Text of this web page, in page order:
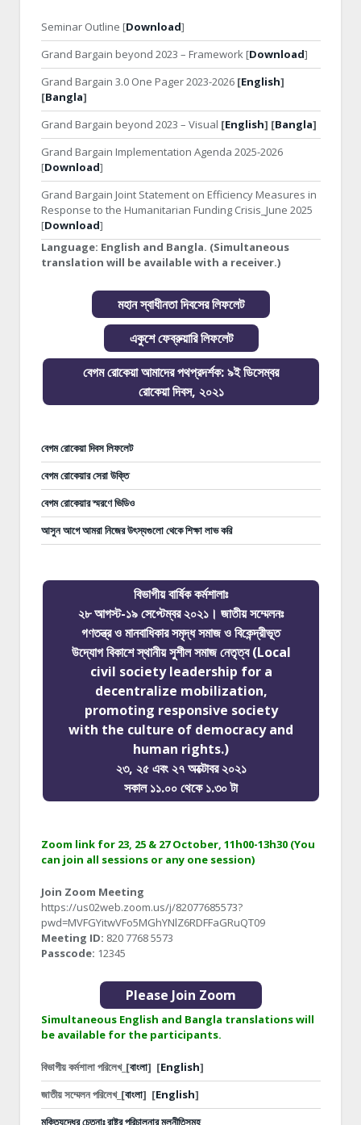
Seminar Outline [Download]
Grand Bargain beyond 2023 – Framework [Download]
Grand Bargain 3.0 One Pager 2023-2026 [English]
[Bangla]
Grand Bargain beyond 2023 – Visual [English] [Bangla]
Grand Bargain Implementation Agenda 2025-2026
[Download]
Grand Bargain Joint Statement on Efficiency Measures in
Response to the Humanitarian Funding Crisis_June 2025
[Download]
Language: English and Bangla. (Simultaneous
translation will be available with a receiver.)
মহান স্বাধীনতা দিবসের লিফলেট
একুশে ফেব্রুয়ারি লিফলেট
বেগম রোকেয়া আমাদের পথপ্রদর্শক: ৯ই ডিসেম্বর
রোকেয়া দিবস, ২০২১
বেগম রোকেয়া দিবস লিফলেট
বেগম রোকেয়ার সেরা উক্তি
বেগম রোকেয়ার স্মরণে ভিডিও
আসুন আগে আমরা নিজের উৎস্যগুলো থেকে শিক্ষা লাভ করি
বিভাগীয় বার্ষিক কর্মশালাঃ
২৮ আগস্ট-১৯ সেপ্টেম্বর ২০২১। জাতীয় সম্মেলনঃ
গণতন্ত্র ও মানবাধিকার সমৃদ্ধ সমাজ ও বিকেন্দ্রীভূত
উদ্যোগ বিকাশে স্থানীয় সুশীল সমাজ নেতৃত্ব (Local
civil society leadership for a
decentralize mobilization,
promoting responsive society
with the culture of democracy and
human rights.)
২৩, ২৫ এবং ২৭ অক্টোবর ২০২১
সকাল ১১.০০ থেকে ১.৩০ টা
Zoom link for 23, 25 & 27 October, 11h00-13h30 (You
can join all sessions or any one session)
Join Zoom Meeting
https://us02web.zoom.us/j/82077685573?
pwd=MVFGYitwVFo5MGhYNlZ6RDFFaGRuQT09
Meeting ID: 820 7768 5573
Passcode: 12345
Please Join Zoom
Simultaneous English and Bangla translations will
be available for the participants.
বিভাগীয় কর্মশালা পরিলেখ_[বাংলা] [English]
জাতীয় সম্মেলন পরিলেখ_[বাংলা] [English]
মুক্তিযুদ্ধের চেতনাঃ রাষ্ট্র পরিচালনার মূলনীতিসমূহ